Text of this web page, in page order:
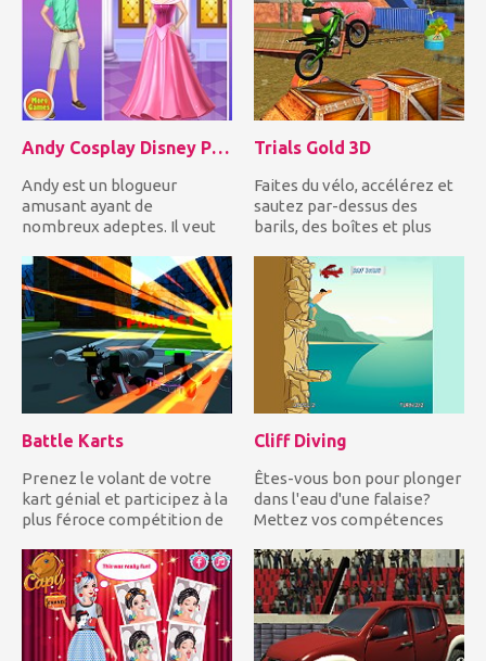
Andy Cosplay Disney Princesses
Andy est un blogueur
amusant ayant de
nombreux adeptes. Il veut
va cospla...
Trials Gold 3D
Faites du vélo, accélérez et
sautez par-dessus des
barils, des boîtes et plus
Battle Karts
Prenez le volant de votre
kart génial et participez à la
plus féroce compétition de
Cliff Diving
Êtes-vous bon pour plonger
dans l'eau d'une falaise?
Mettez vos compétences